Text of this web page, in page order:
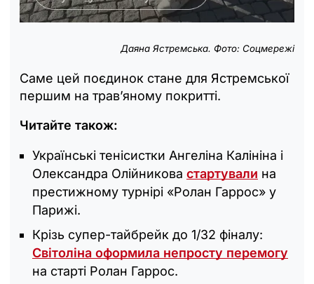
Даяна Ястремська. Фото: Соцмережі
Саме цей поєдинок стане для Ястремської
першим на трав’яному покритті.
Читайте також:
Українські тенісистки Ангеліна Калініна і
Олександра Олійникова стартували на
престижному турнірі «Ролан Гаррос» у
Парижі.
Крізь супер-тайбрейк до 1/32 фіналу:
Світоліна оформила непросту перемогу
на старті Ролан Гаррос.